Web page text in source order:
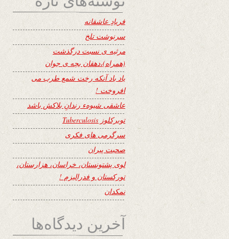
فریادِ عاشقانه
سرنوشت تلخ
مرثیه ی نسبت درگذشت
(همراه)،دهقان بچه ی جوان
یاد باد آنکه رخت شمع طرب می
افروخت !
عاشقی شیوهء رندانِ بلاکش باشد
توبرکلوز Tuberculosis
سرگرمی های فکری
صحبت پیران
لوی پشتونستان، خراسان، هزارستان،
تورکستان و فدرالیزم !
نمکدان
آخرین دیدگاه‌ها